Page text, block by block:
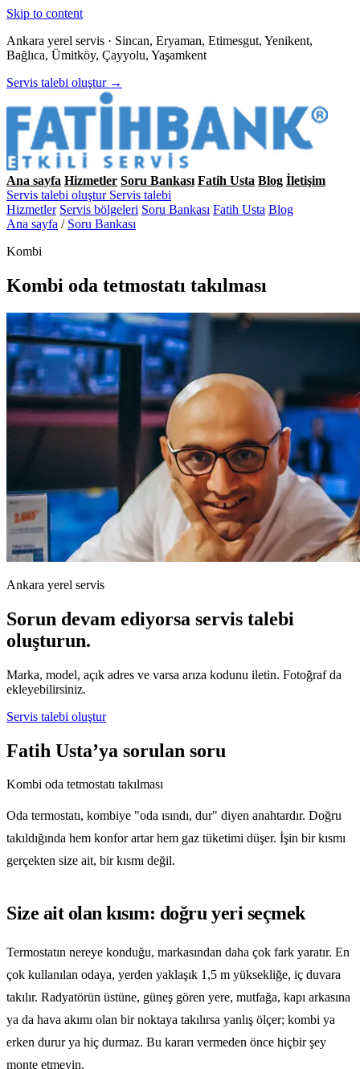
Skip to content
Ankara yerel servis · Sincan, Eryaman, Etimesgut, Yenikent,
Bağlıca, Ümitköy, Çayyolu, Yaşamkent
Servis talebi oluştur →
Ana sayfa Hizmetler Soru Bankası Fatih Usta Blog İletişim
Servis talebi oluştur Servis talebi
Hizmetler Servis bölgeleri Soru Bankası Fatih Usta Blog
Ana sayfa / Soru Bankası
Kombi
Kombi oda tetmostatı takılması
Ankara yerel servis
Sorun devam ediyorsa servis talebi
oluşturun.
Marka, model, açık adres ve varsa arıza kodunu iletin. Fotoğraf da
ekleyebilirsiniz.
Servis talebi oluştur
Fatih Usta’ya sorulan soru
Kombi oda tetmostatı takılması
Oda termostatı, kombiye "oda ısındı, dur" diyen anahtardır. Doğru
takıldığında hem konfor artar hem gaz tüketimi düşer. İşin bir kısmı
gerçekten size ait, bir kısmı değil.
Size ait olan kısım: doğru yeri seçmek
Termostatın nereye konduğu, markasından daha çok fark yaratır. En
çok kullanılan odaya, yerden yaklaşık 1,5 m yüksekliğe, iç duvara
takılır. Radyatörün üstüne, güneş gören yere, mutfağa, kapı arkasına
ya da hava akımı olan bir noktaya takılırsa yanlış ölçer; kombi ya
erken durur ya hiç durmaz. Bu kararı vermeden önce hiçbir şey
monte etmeyin.